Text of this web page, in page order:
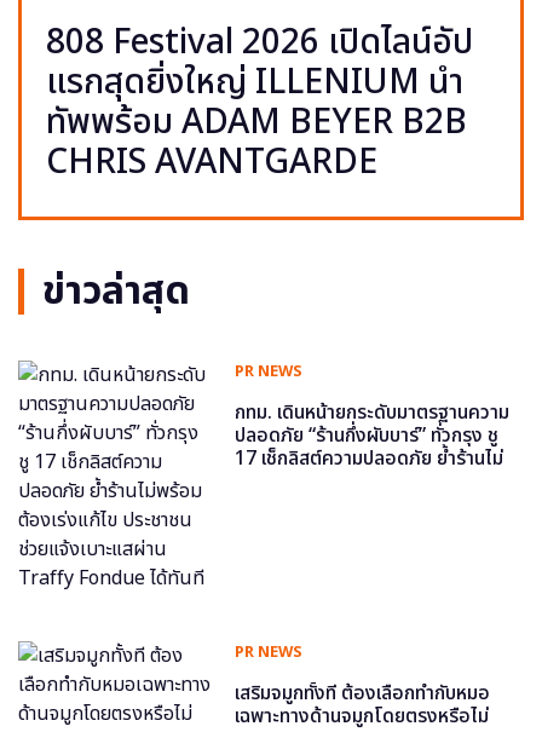
808 Festival 2026 เปิดไลน์อัป
แรกสุดยิ่งใหญ่ ILLENIUM นำ
ทัพพร้อม ADAM BEYER B2B
CHRIS AVANTGARDE
ข่าวล่าสุด
PR NEWS
กทม. เดินหน้ายกระดับมาตรฐานความ
ปลอดภัย “ร้านกึ่งผับบาร์” ทั่วกรุง ชู
17 เช็กลิสต์ความปลอดภัย ย้ำร้านไม่
PR NEWS
เสริมจมูกทั้งที ต้องเลือกทำกับหมอ
เฉพาะทางด้านจมูกโดยตรงหรือไม่